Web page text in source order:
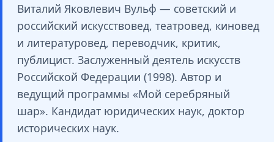
Виталий Яковлевич Вульф — советский и
российский искусствовед, театровед, киновед
и литературовед, переводчик, критик,
публицист. Заслуженный деятель искусств
Российской Федерации (1998). Автор и
ведущий программы «Мой серебряный
шар». Кандидат юридических наук, доктор
исторических наук.